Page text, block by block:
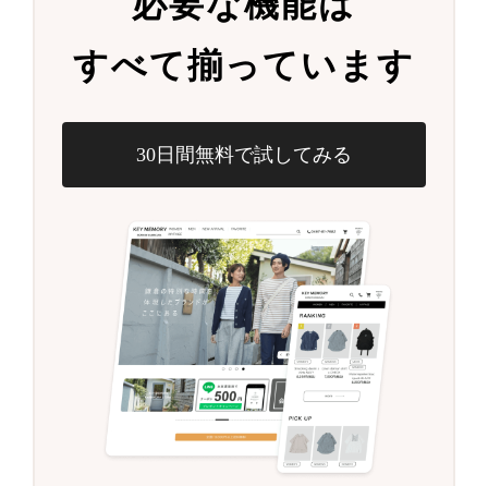
すべて揃っています
30日間無料で試してみる